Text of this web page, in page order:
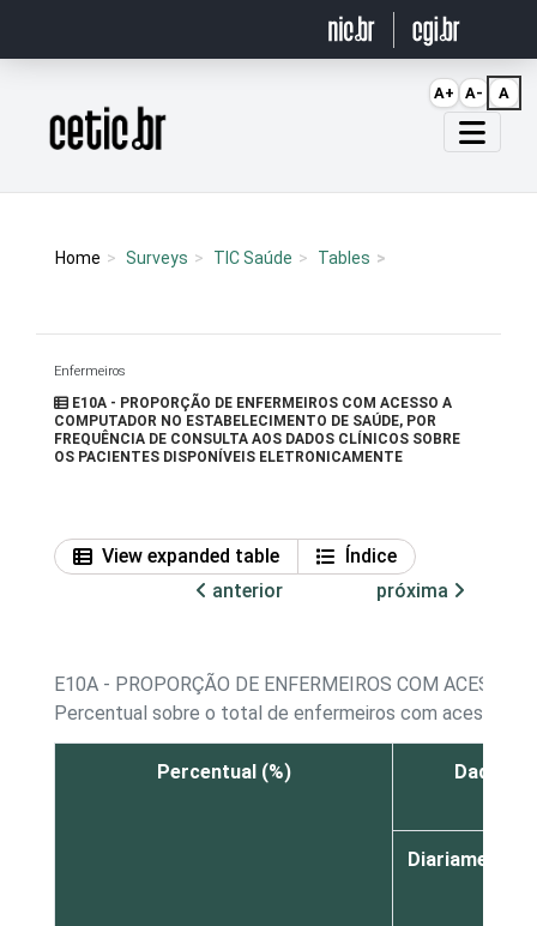
Página inicial
Home Surveys TIC Saúde Tables
Enfermeiros
E10A - PROPORÇÃO DE ENFERMEIROS COM ACESSO A
COMPUTADOR NO ESTABELECIMENTO DE SAÚDE, POR
FREQUÊNCIA DE CONSULTA AOS DADOS CLÍNICOS SOBRE
OS PACIENTES DISPONÍVEIS ELETRONICAMENTE
View expanded table
Índice
anterior
próxima
E10A - PROPORÇÃO DE ENFERMEIROS COM ACESSO
Percentual sobre o total de enfermeiros com acesso a
Percentual (%) Dados
Diariamente
A+ A- A